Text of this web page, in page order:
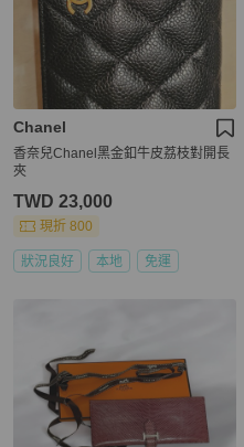
Chanel
香奈兒Chanel黑金釦牛皮荔枝對開長
夾
TWD 23,000
現折 800
狀況良好 本地 免運